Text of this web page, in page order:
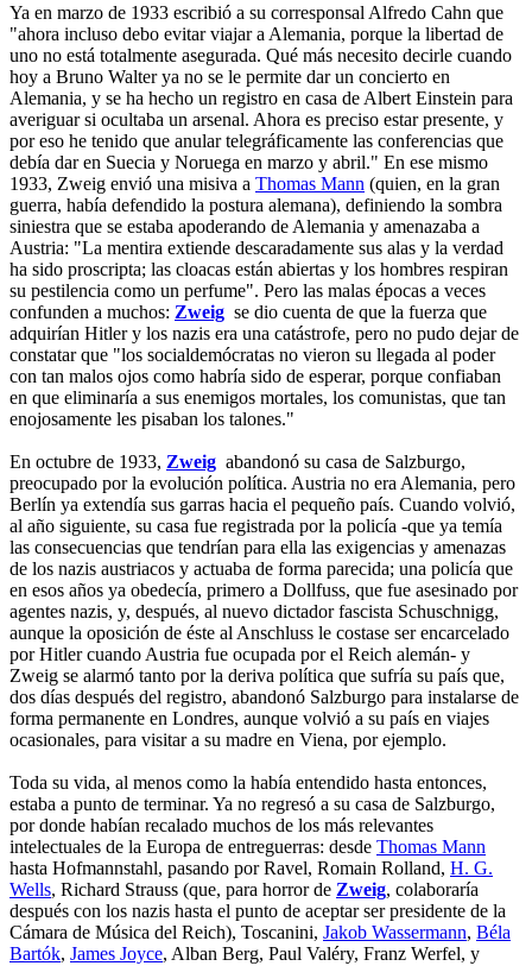
Ya en marzo de 1933 escribió a su corresponsal Alfredo Cahn que
"ahora incluso debo evitar viajar a Alemania, porque la libertad de
uno no está totalmente asegurada. Qué más necesito decirle cuando
hoy a Bruno Walter ya no se le permite dar un concierto en
Alemania, y se ha hecho un registro en casa de Albert Einstein para
averiguar si ocultaba un arsenal. Ahora es preciso estar presente, y
por eso he tenido que anular telegráficamente las conferencias que
debía dar en Suecia y Noruega en marzo y abril." En ese mismo
1933, Zweig envió una misiva a Thomas Mann (quien, en la gran
guerra, había defendido la postura alemana), definiendo la sombra
siniestra que se estaba apoderando de Alemania y amenazaba a
Austria: "La mentira extiende descaradamente sus alas y la verdad
ha sido proscripta; las cloacas están abiertas y los hombres respiran
su pestilencia como un perfume". Pero las malas épocas a veces
confunden a muchos: Zweig se dio cuenta de que la fuerza que
adquirían Hitler y los nazis era una catástrofe, pero no pudo dejar de
constatar que "los socialdemócratas no vieron su llegada al poder
con tan malos ojos como habría sido de esperar, porque confiaban
en que eliminaría a sus enemigos mortales, los comunistas, que tan
enojosamente les pisaban los talones."
En octubre de 1933, Zweig abandonó su casa de Salzburgo,
preocupado por la evolución política. Austria no era Alemania, pero
Berlín ya extendía sus garras hacia el pequeño país. Cuando volvió,
al año siguiente, su casa fue registrada por la policía -que ya temía
las consecuencias que tendrían para ella las exigencias y amenazas
de los nazis austriacos y actuaba de forma parecida; una policía que
en esos años ya obedecía, primero a Dollfuss, que fue asesinado por
agentes nazis, y, después, al nuevo dictador fascista Schuschnigg,
aunque la oposición de éste al Anschluss le costase ser encarcelado
por Hitler cuando Austria fue ocupada por el Reich alemán- y
Zweig se alarmó tanto por la deriva política que sufría su país que,
dos días después del registro, abandonó Salzburgo para instalarse de
forma permanente en Londres, aunque volvió a su país en viajes
ocasionales, para visitar a su madre en Viena, por ejemplo.
Toda su vida, al menos como la había entendido hasta entonces,
estaba a punto de terminar. Ya no regresó a su casa de Salzburgo,
por donde habían recalado muchos de los más relevantes
intelectuales de la Europa de entreguerras: desde Thomas Mann
hasta Hofmannstahl, pasando por Ravel, Romain Rolland, H. G.
Wells, Richard Strauss (que, para horror de Zweig, colaboraría
después con los nazis hasta el punto de aceptar ser presidente de la
Cámara de Música del Reich), Toscanini, Jakob Wassermann, Béla
Bartók, James Joyce, Alban Berg, Paul Valéry, Franz Werfel, y